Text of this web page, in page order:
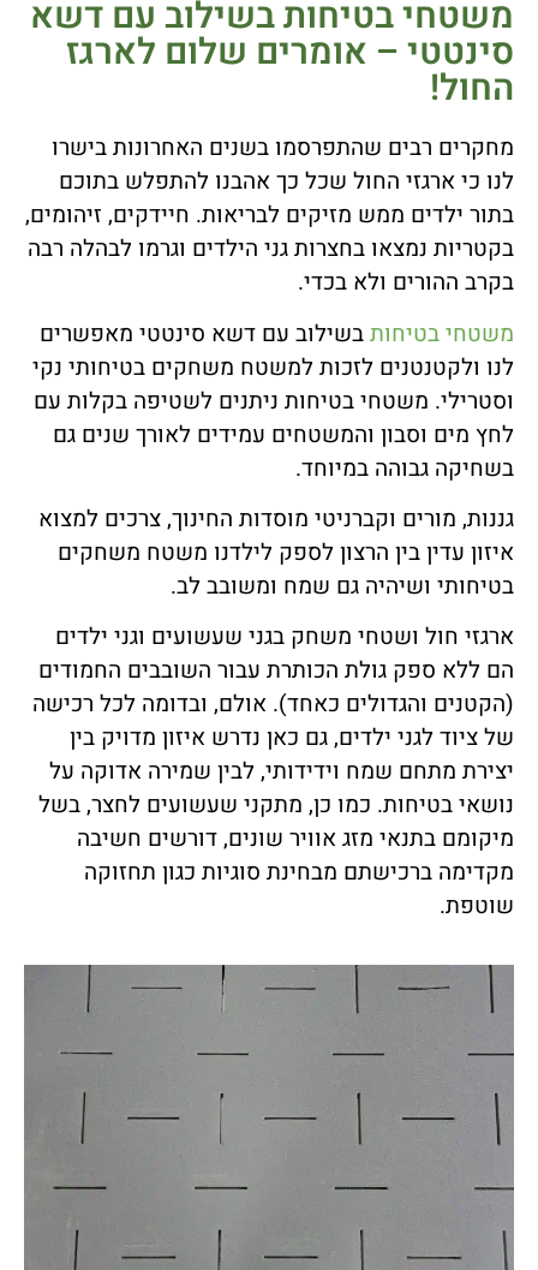
משטחי בטיחות בשילוב עם דשא
סינטטי – אומרים שלום לארגז
החול!
מחקרים רבים שהתפרסמו בשנים האחרונות בישרו
לנו כי ארגזי החול שכל כך אהבנו להתפלש בתוכם
בתור ילדים ממש מזיקים לבריאות. חיידקים, זיהומים,
בקטריות נמצאו בחצרות גני הילדים וגרמו לבהלה רבה
בקרב ההורים ולא בכדי.
משטחי בטיחותבשילוב עם דשא סינטטי מאפשרים
לנו ולקטנטנים לזכות למשטח משחקים בטיחותי נקי
וסטרילי. משטחי בטיחות ניתנים לשטיפה בקלות עם
לחץ מים וסבון והמשטחים עמידים לאורך שנים גם
בשחיקה גבוהה במיוחד.
גננות, מורים וקברניטי מוסדות החינוך, צרכים למצוא
איזון עדין בין הרצון לספק לילדנו משטח משחקים
בטיחותי ושיהיה גם שמח ומשובב לב.
ארגזי חול ושטחי משחק בגני שעשועים וגני ילדים
הם ללא ספק גולת הכותרת עבור השובבים החמודים
(הקטנים והגדולים כאחד). אולם, ובדומה לכל רכישה
של ציוד לגני ילדים, גם כאן נדרש איזון מדויק בין
יצירת מתחם שמח וידידותי, לבין שמירה אדוקה על
נושאי בטיחות. כמו כן, מתקני שעשועים לחצר, בשל
מיקומם בתנאי מזג אוויר שונים, דורשים חשיבה
מקדימה ברכישתם מבחינת סוגיות כגון תחזוקה
שוטפת.